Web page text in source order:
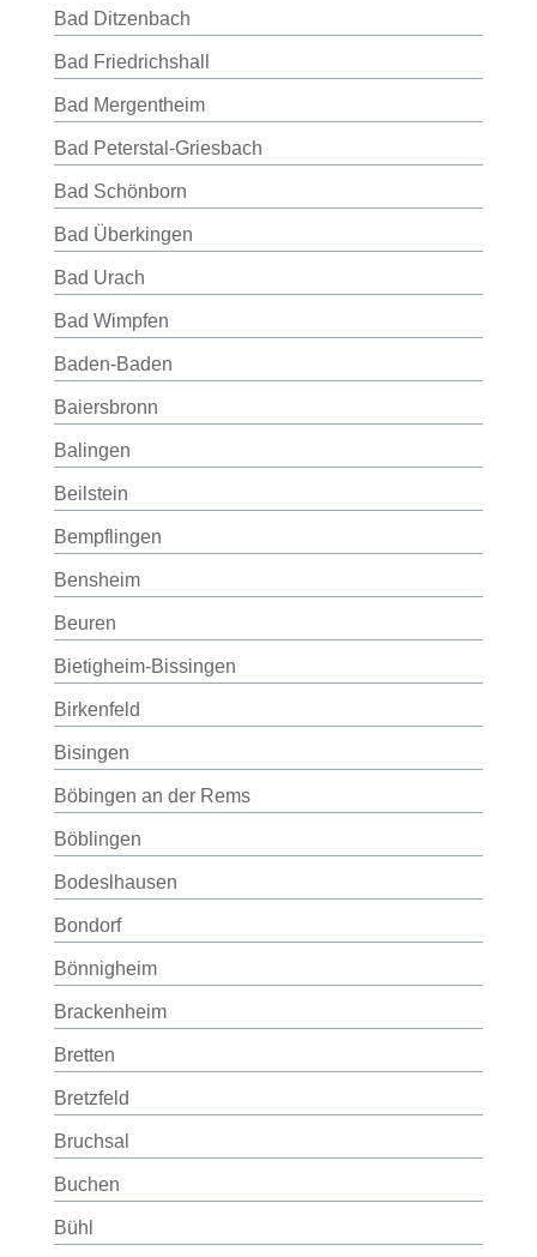
Bad Ditzenbach
Bad Friedrichshall
Bad Mergentheim
Bad Peterstal-Griesbach
Bad Schönborn
Bad Überkingen
Bad Urach
Bad Wimpfen
Baden-Baden
Baiersbronn
Balingen
Beilstein
Bempflingen
Bensheim
Beuren
Bietigheim-Bissingen
Birkenfeld
Bisingen
Böbingen an der Rems
Böblingen
Bodeslhausen
Bondorf
Bönnigheim
Brackenheim
Bretten
Bretzfeld
Bruchsal
Buchen
Bühl